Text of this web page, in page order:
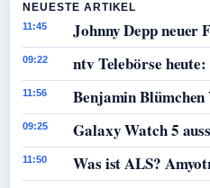
NEUESTE ARTIKEL
11:45 Johnny Depp neuer
09:22 ntv Telebörse
11:56 Benjamin
09:25 Galaxy Watch 5
11:50 Was ist ALS?